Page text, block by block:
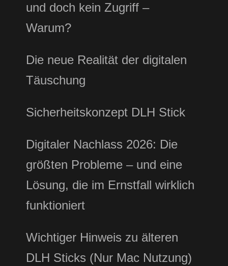
und doch kein Zugriff –
Warum?
Die neue Realität der digitalen
Täuschung
Sicherheitskonzept DLH Stick
Digitaler Nachlass 2026: Die
größten Probleme – und eine
Lösung, die im Ernstfall wirklich
funktioniert
Wichtiger Hinweis zu älteren
DLH Sticks (Nur Mac Nutzung)